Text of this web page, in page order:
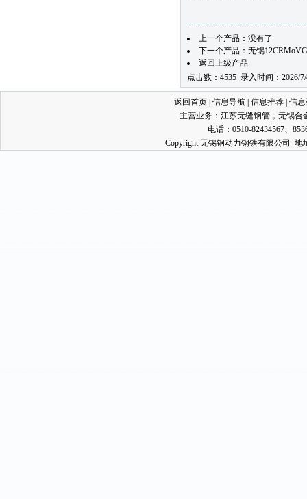
上一个产品：没有了
下一个产品： 无锡
返回上级产品
点击数：4535 录入时间：2026/
返回首页 信息导航 信息推荐 信
主营业务： 江苏无缝钢管 ， 无锡合
电话：0510-82434567、
Copyright 无锡钢动力钢铁有限公司